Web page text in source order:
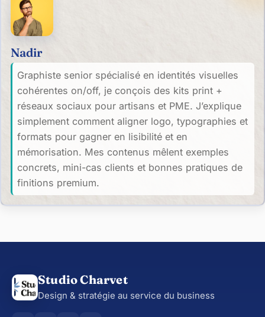
Nadir
Graphiste senior spécialisé en identités visuelles
cohérentes on/off, je conçois des kits print +
réseaux sociaux pour artisans et PME. J’explique
simplement comment aligner logo, typographies et
formats pour gagner en lisibilité et en
mémorisation. Mes contenus mêlent exemples
concrets, mini-cas clients et bonnes pratiques de
finitions premium.
Studio Charvet
Design & stratégie au service du business